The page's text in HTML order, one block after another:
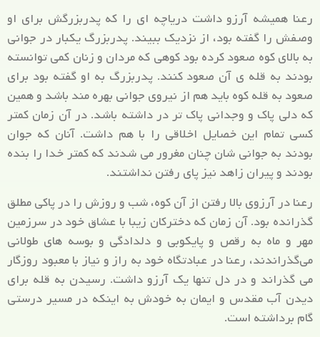
رعنا همیشه آرزو داشت دریاچه ای را که پدربزرگش برای او
وصفش را گفته بود، از نزدیک ببیند. پدربزرگ یکبار در جوانی
به بالای کوه صعود کرده بود کوهی که مردان و زنان کمی توانسته
بودند به قله ی آن صعود کنند. پدربزرگ به او گفته بود برای
صعود به قله کوه باید هم از نیروی جوانی بهره مند باشد و همین
که دلی پاک و وجدانی پاک تر در داشته باشد. در آن زمان کمتر
کسی تمام این خصایل اخلاقی را با هم داشت. آنان که جوان
بودند به جوانی شان چنان مغرور می شدند که کمتر خدا را بنده
بودند و پیران زاهد نیز پای رفتن نداشتند.
رعنا در آرزوی بالا رفتن از آن کوه، شب و روزش را در پاکی مطلق
گذرانده بود. آن زمان که دخترکان زیبا با عشاق خود در سرزمین
مهر و ماه به رقص و پایکوبی و دلدادگی و بوسه های طولانی
می‌گذراندند، رعنا در عبادتگاه خود به راز و نیاز با معبود روزگار
می گذراند و در دل تنها یک آرزو داشت. رسیدن به قله برای
دیدن آب مقدس و ایمان به خودش به اینکه در مسیر درستی
گام برداشته است.